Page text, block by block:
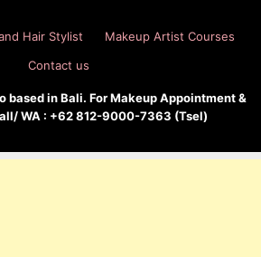
Hair Stylist
Makeup Artist Courses
Contact us
based in Bali. For Makeup Appointment &
WA : +62 812-9000-7363 (Tsel)